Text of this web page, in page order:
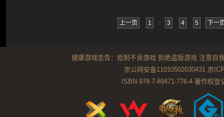
上一页 1 3 4 5 下一
健康游戏忠告：抵制不良游戏 拒绝盗版游戏 注意自
京公网安备11010502030431 京
ISBN 978-7-89471-776-4 著作权